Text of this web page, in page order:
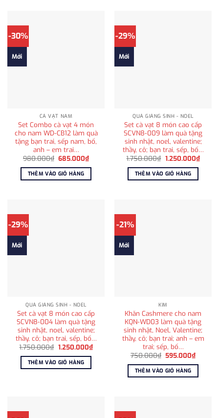
-30%
Mới
CÀ VẠT NAM
Set Combo cà vạt 4 món
cho nam WD-CB12 làm quà
tặng bạn trai, sếp nam, bố,
anh – em trai…
980.000₫ Giá
là:
980.000₫.
685.000₫Giá
tại
THÊM VÀO GIỎ HÀNG
-29%
Mới
QUÀ GIÁNG SINH - NOEL
Set cà vạt 8 món cao cấp
SCVN8-009 làm quà tặng
sinh nhật, noel, valentine;
thầy, cô; bạn trai, sếp, bố…
1.750.000₫ Giá
là:
1.750.000₫.
1.250.000₫Giá
THÊM VÀO GIỎ HÀNG
-29%
Mới
QUÀ GIÁNG SINH - NOEL
Set cà vạt 8 món cao cấp
SCVN8-004 làm quà tặng
sinh nhật, noel, valentine;
thầy, cô; bạn trai, sếp, bố…
1.750.000₫ Giá
là:
1.750.000₫.
1.250.000₫Giá
hiện
THÊM VÀO GIỎ HÀNG
-21%
Mới
KIM
Khăn Cashmere cho nam
KQN-WD03 làm quà tặng
sinh nhật, Noel, Valentine;
thầy, cô; bạn trai; anh – em
trai; sếp, bố…
750.000₫ Giá
là:
750.000₫.
595.000₫Giá
hiện
tại
THÊM VÀO GIỎ HÀNG